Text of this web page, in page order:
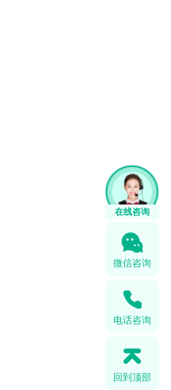
微信咨询
电话咨询
回到顶部